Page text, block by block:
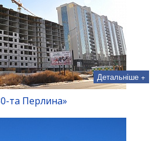
Детальніше +
та Перлина»